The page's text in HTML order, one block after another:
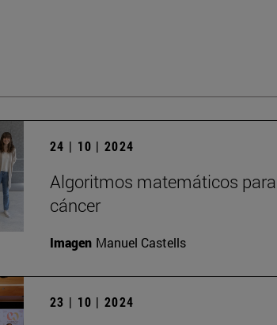
24 | 10 | 2024
Algoritmos matemáticos
cáncer
Imagen Manuel Castells
23 | 10 | 2024